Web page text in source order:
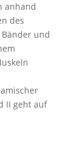
anhand
des
und
II geht auf